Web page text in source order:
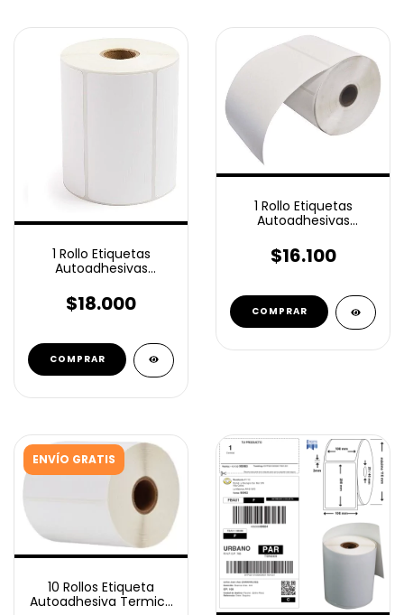
1 Rollo Etiquetas
Autoadhesivas
Mm 600 unidades
$18.000
1 Rollo Etiquetas
Autoadhesivas
mm 350 U Frio
humedad
$16.100
ENVÍO GRATIS
10 Rollos Etiqueta
Autoadhesiva Termico